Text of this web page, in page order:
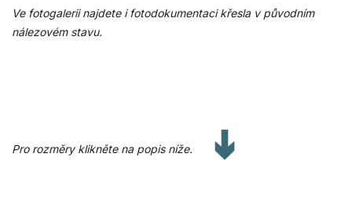
Ve fotogalerii najdete i fotodokumentaci křesla v původním
nálezovém stavu.
Pro rozměry klikněte na popis níže.